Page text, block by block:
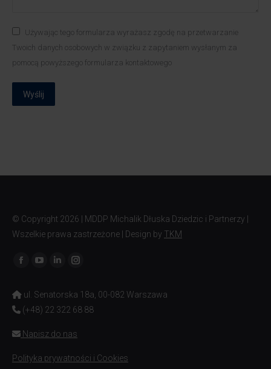
Używając tego formularza wyrażasz zgodę na przetwarzanie
Twoich danych osobowych w związku z zapytaniem wysłanym za
pomocą powyższego formularza kontaktowego
Wyślij
© Copyright 2026 | MDDP Michalik Dłuska Dziedzic i Partnerzy |
Wszelkie prawa zastrzeżone | Design by TKM
Znajdź nas na:
ul. Senatorska 18a, 00-082 Warszawa
(+48) 22 322 68 88
Napisz do nas
Polityka prywatności i Cookies